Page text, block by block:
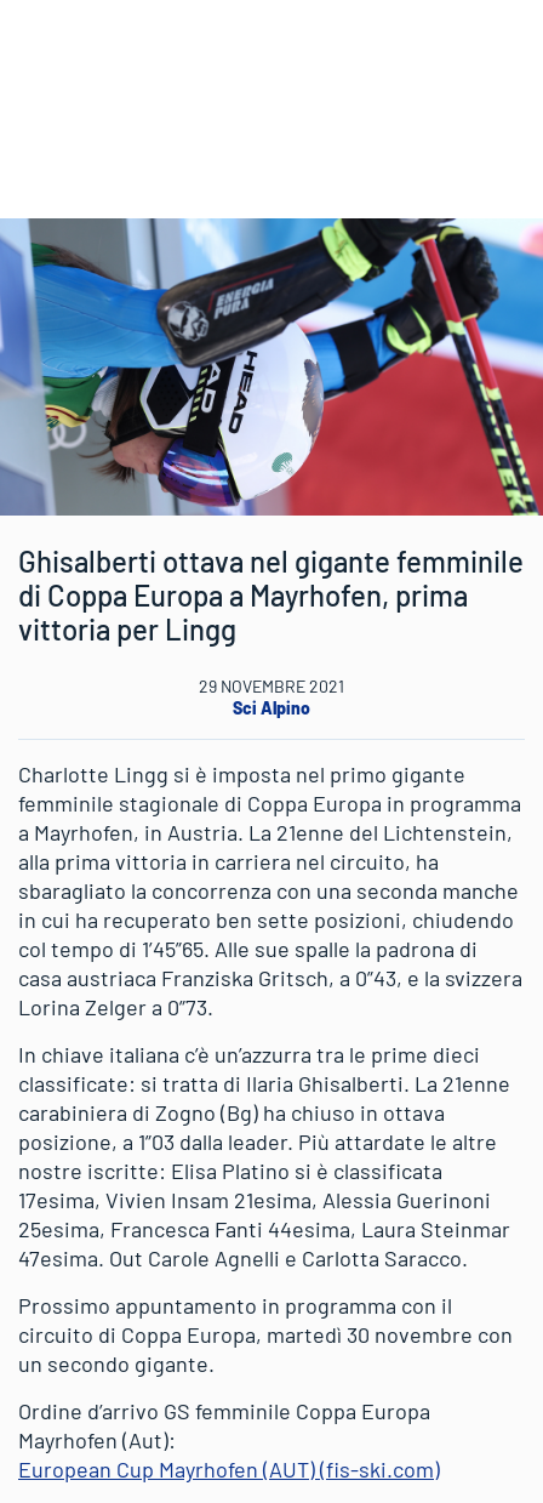
Ghisalberti ottava nel gigante femminile
di Coppa Europa a Mayrhofen, prima
vittoria per Lingg
29 NOVEMBRE 2021
Sci Alpino
Charlotte Lingg si è imposta nel primo gigante
femminile stagionale di Coppa Europa in programma
a Mayrhofen, in Austria. La 21enne del Lichtenstein,
alla prima vittoria in carriera nel circuito, ha
sbaragliato la concorrenza con una seconda manche
in cui ha recuperato ben sette posizioni, chiudendo
col tempo di 1’45”65. Alle sue spalle la padrona di
casa austriaca Franziska Gritsch, a 0”43, e la svizzera
Lorina Zelger a 0”73.
In chiave italiana c’è un’azzurra tra le prime dieci
classificate: si tratta di Ilaria Ghisalberti. La 21enne
carabiniera di Zogno (Bg) ha chiuso in ottava
posizione, a 1”03 dalla leader. Più attardate le altre
nostre iscritte: Elisa Platino si è classificata
17esima, Vivien Insam 21esima, Alessia Guerinoni
25esima, Francesca Fanti 44esima, Laura Steinmar
47esima. Out Carole Agnelli e Carlotta Saracco.
Prossimo appuntamento in programma con il
circuito di Coppa Europa, martedì 30 novembre con
un secondo gigante.
Ordine d’arrivo GS femminile Coppa Europa
Mayrhofen (Aut):
European Cup Mayrhofen (AUT) (fis-ski.com)